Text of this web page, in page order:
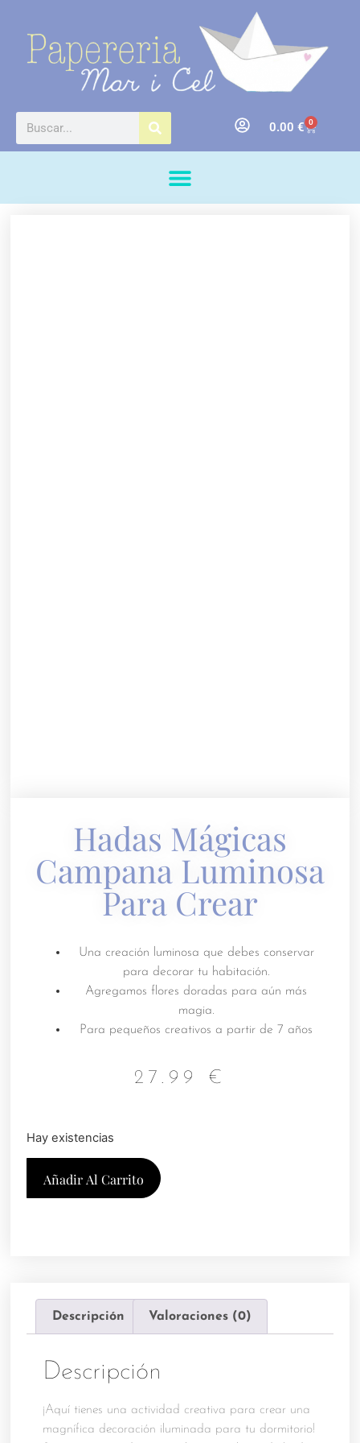
0.00 € 0
Hadas Mágicas
Campana Luminosa
Para Crear
Una creación luminosa que debes conservar
para decorar tu habitación.
Agregamos flores doradas para aún más
magia.
Para pequeños creativos a partir de 7 años
27.99 €
Hay existencias
Añadir Al Carrito
Descripción Valoraciones (0)
Descripción
¡Aquí tienes una actividad creativa para crear una
magnífica decoración iluminada para tu dormitorio!